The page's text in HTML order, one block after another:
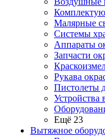
Малярные
Системы
Аппараты
Запчасти
Рукава
Пистолеты
Устройства
Ещё 23
Вытяжное